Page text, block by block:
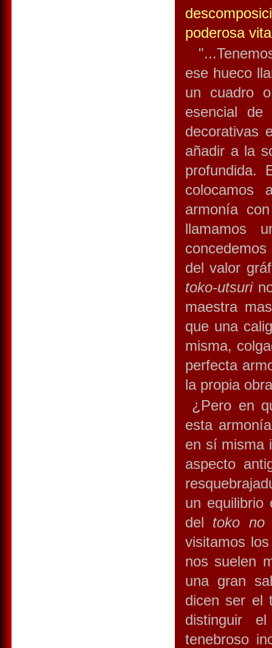
poderosa
ese hueco
un cuadro
esencial
decorativas
añadir a la
profundida.
colocamos
armonía
llamamos
del valor
toko-utsuri
maestra
que una
misma,
perfecta
la propia
¿Pero en
esta
en sí misma
aspecto
un equilibrio
del toko no
visitamos
nos suelen
una gran
dicen ser el
distinguir
tenebroso